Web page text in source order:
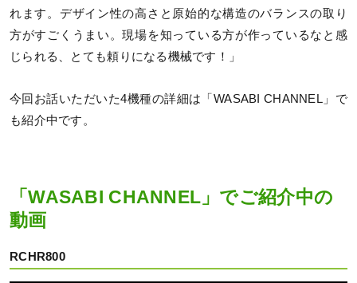
れます。デザイン性の高さと原始的な構造のバランスの取り
方がすごくうまい。現場を知っている方が作っているなと感
じられる、とても頼りになる機械です！」
今回お話いただいた4機種の詳細は「WASABI CHANNEL」で
も紹介中です。
「WASABI CHANNEL」でご紹介中の
動画
RCHR800